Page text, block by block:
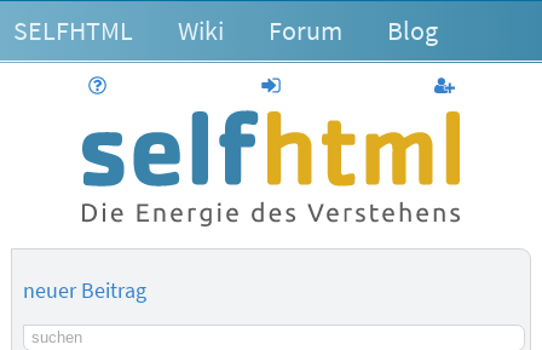
SELFHTML Wiki Forum Blog
anmelden
neuer Beitrag
Suchbegriff